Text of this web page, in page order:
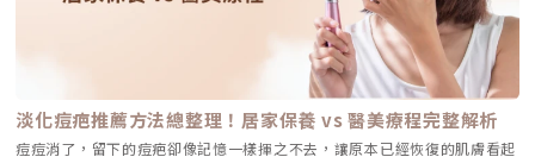
淡化痘疤推薦方法總整理！居家保養 vs 醫美療程完整解析
痘痘消了，留下的痘疤卻像記憶一樣揮之不去，讓原本已經恢復的肌膚看起